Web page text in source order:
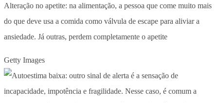
Alteração no apetite: na alimentação, a pessoa que come muito mais
do que deve usa a comida como válvula de escape para aliviar a
ansiedade. Já outras, perdem completamente o apetite
Getty Images